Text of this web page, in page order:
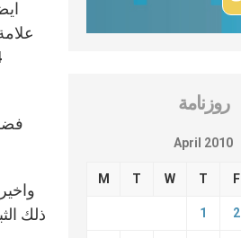
ذلك
روزنامة
April 2010
M T W T F
1 2